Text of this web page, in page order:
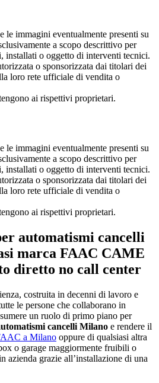
le immagini eventualmente presenti su
a scopo descrittivo per
installati o oggetto di interventi tecnici.
o sponsorizzata dai titolari dei
loro rete ufficiale di vendita o
ai rispettivi proprietari.
le immagini eventualmente presenti su
a scopo descrittivo per
installati o oggetto di interventi tecnici.
o sponsorizzata dai titolari dei
loro rete ufficiale di vendita o
ai rispettivi proprietari.
automatismi cancelli
marca FAAC CAME
diretto no call center
costruita in decenni di lavoro e
le persone che collaborano in
un ruolo di primo piano per
cancelli Milano e rendere il
a Milano oppure di qualsiasi altra
o garage maggiormente fruibili o
azienda grazie all’installazione di una